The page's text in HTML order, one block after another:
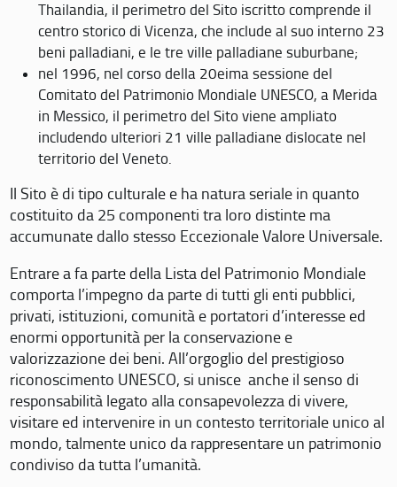
Thailandia, il perimetro del Sito iscritto comprende il
centro storico di Vicenza, che include al suo interno 23
beni palladiani, e le tre ville palladiane suburbane;
nel 1996, nel corso della 20eima sessione del
Comitato del Patrimonio Mondiale UNESCO, a Merida
in Messico, il perimetro del Sito viene ampliato
includendo ulteriori 21 ville palladiane dislocate nel
territorio del Veneto.
Il Sito è di tipo culturale e ha natura seriale in quanto
costituito da 25 componenti tra loro distinte ma
accumunate dallo stesso Eccezionale Valore Universale.
Entrare a fa parte della Lista del Patrimonio Mondiale
comporta l’impegno da parte di tutti gli enti pubblici,
privati, istituzioni, comunità e portatori d’interesse ed
enormi opportunità per la conservazione e
valorizzazione dei beni. All’orgoglio del prestigioso
riconoscimento UNESCO, si unisce anche il senso di
responsabilità legato alla consapevolezza di vivere,
visitare ed intervenire in un contesto territoriale unico al
mondo, talmente unico da rappresentare un patrimonio
condiviso da tutta l’umanità.